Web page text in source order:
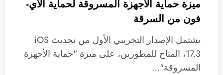
ميزة حماية الأجهزة المسروقة لحماية الآي-
فون من السرقة
يشتمل الإصدار التجريبي الأول من تحديث iOS
17.3، المتاح للمطورين، على ميزة "حماية الأجهزة
المسروقة"…